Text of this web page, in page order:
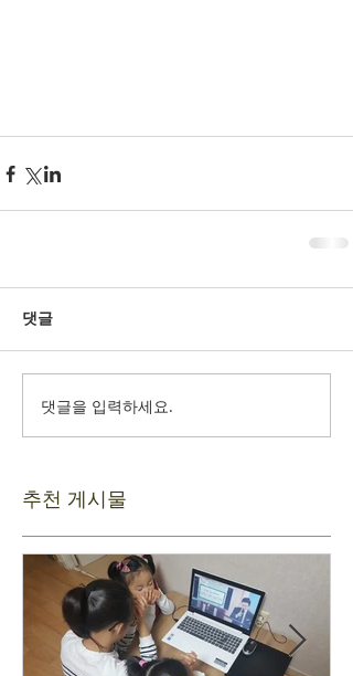
댓글
댓글을 입력하세요.
추천 게시물